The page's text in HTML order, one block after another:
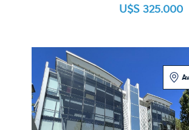
U$S 325.000
Loft